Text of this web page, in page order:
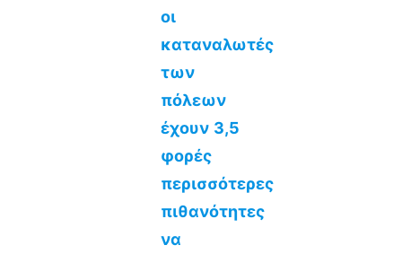
οι
καταναλωτές
των
πόλεων
έχουν 3,5
φορές
περισσότερες
πιθανότητες
να